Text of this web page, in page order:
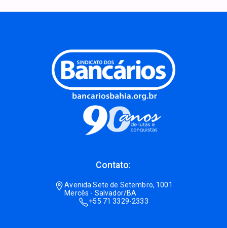
Contato:
Avenida Sete de Setembro, 1001
Mercês - Salvador/BA
+55 71 3329-2333